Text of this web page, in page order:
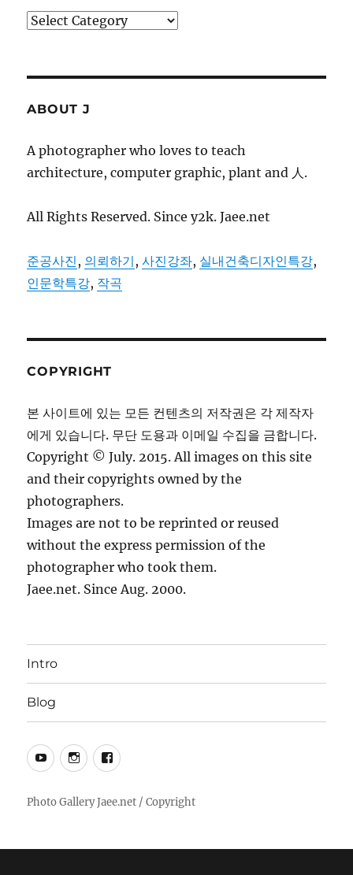
Categories
ABOUT J
A photographer who loves to teach
architecture, computer graphic, plant and 人.
All Rights Reserved. Since y2k. Jaee.net
준공사진 , 의뢰하기 ,사진강좌, 실내건축디자인특강,
인문학특강, 작곡
COPYRIGHT
본 사이트에 있는 모든 컨텐츠의 저작권은 각 제작자
에게 있습니다. 무단 도용과 이메일 수집을 금합니다.
Copyright © July. 2015. All images on this site
and their copyrights owned by the
photographers.
Images are not to be reprinted or reused
without the express permission of the
photographer who took them.
Jaee.net. Since Aug. 2000.
Intro
Blog
YouTubeInstagramFacebook